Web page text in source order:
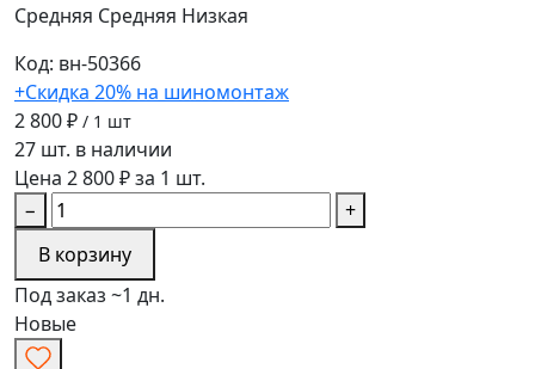
Средняя Средняя Низкая
Код: вн-50366
+Скидка 20% на шиномонтаж
2 800 ₽ / 1 шт
27 шт. в наличии
Цена 2 800 ₽ за 1 шт.
−
+
В корзину
Под заказ ~1 дн.
Новые